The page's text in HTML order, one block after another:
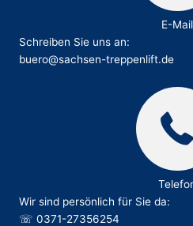
E-Mail
Schreiben Sie uns an:
buero@sachsen-treppenlift.de
Wir sind persönlich für Sie da:
☏ 0371-27356254